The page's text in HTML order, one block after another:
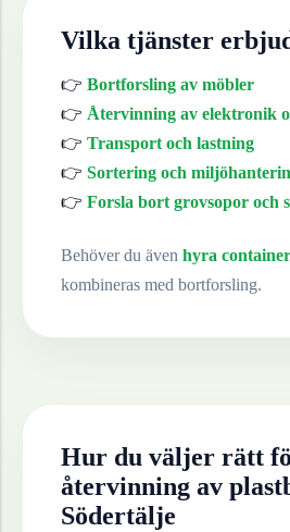
Vilka tjänster
👉 Bortforsling av möbler
👉 Återvinning av elektronik
👉 Transport och lastning
👉 Sortering och
👉 Forsla bort grovsopor och
Behöver du även hyra container
kombineras med bortforsling.
Hur du väljer rätt
återvinning av
Södertälje